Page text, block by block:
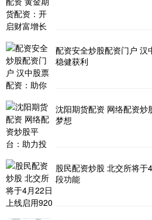
配资安全炒股配资门户 汉
稳健获利
沈阳期货配资 网络配资炒
梦想
股民配资炒股 北交所将
段功能